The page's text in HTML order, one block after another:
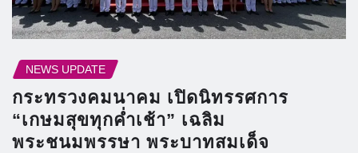
NEWS UPDATE
กระทรวงคมนาคม เปิดนิทรรศการ
“เกษมสุขทุกค่ำเช้า” เฉลิม
พระชนมพรรษา พระบาทสมเด็จ